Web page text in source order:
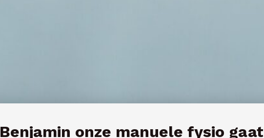
Benjamin onze manuele fysio gaat